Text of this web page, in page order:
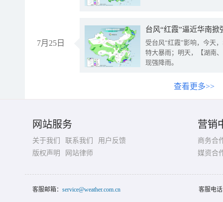
7月25日
台风“红霞”逼近华南
受台风“红霞”影响，今天
特大暴雨；明天，【湖南
现强降雨。
查看更多>>
网站服务
关于我们 联系我们
用户反馈
版权声明
网站律师
营销
商务合
媒资合
客服邮箱： service@weather.com.cn 客服电